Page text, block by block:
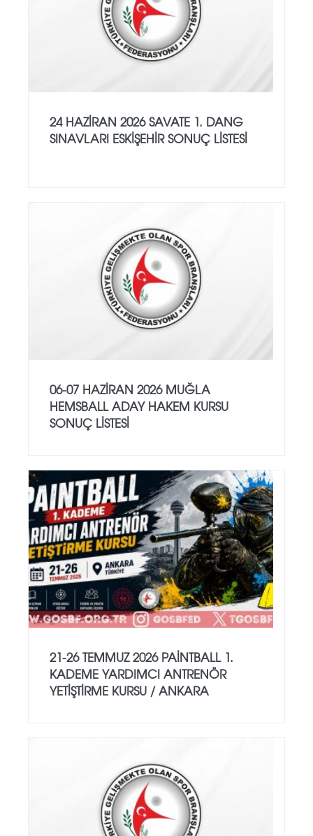
24 HAZİRAN 2026 SAVATE 1. DANG
SINAVLARI ESKİŞEHİR SONUÇ LİSTESİ
06-07 HAZİRAN 2026 MUĞLA
HEMSBALL ADAY HAKEM KURSU
SONUÇ LİSTESİ
21-26 TEMMUZ 2026 PAİNTBALL 1.
KADEME YARDIMCI ANTRENÖR
YETİŞTİRME KURSU / ANKARA